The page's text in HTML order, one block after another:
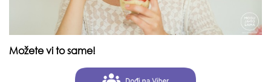
Možete vi to same!